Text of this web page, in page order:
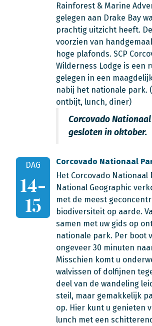
Rainforest & Marine
gelegen aan Drake Bay
prachtig uitzicht heeft.
voorzien van
hoge plafonds. SCP
Wilderness Lodge is een
gelegen in een
nabij het nationale park.
ontbijt, lunch, diner)
Corcovado
gesloten in oktober.
DAG
14-
15
Corcovado Nationaal
Het Corcovado Nationaal
National Geographic
met de meest
biodiversiteit op aarde.
samen met uw gids op
nationale park. Per boot
ongeveer 30 minuten
Misschien komt u
walvissen of dolfijnen
deel van de wandeling
steil, maar gemakkelijk
op. Hier kunt u genieten
lunch met een